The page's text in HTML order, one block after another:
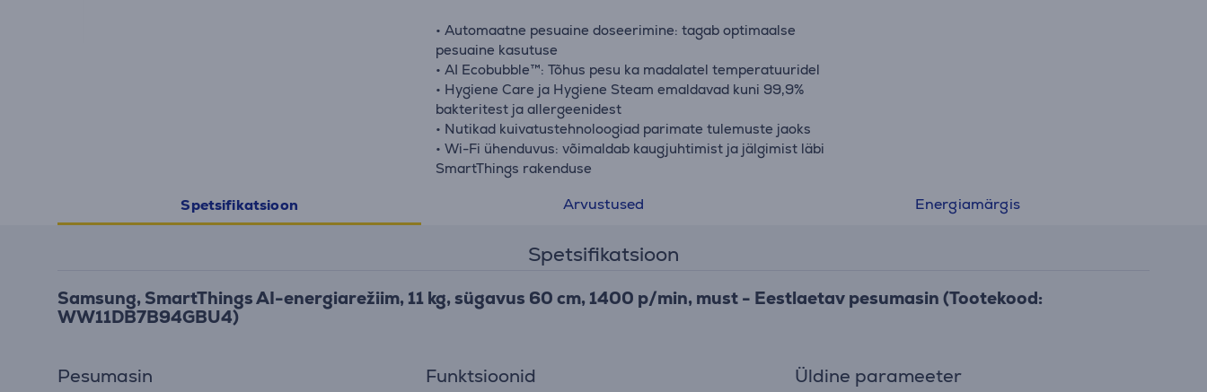
• Automaatne pesuaine doseerimine: tagab optimaalse
pesuaine kasutuse
• AI Ecobubble™: Tõhus pesu ka madalatel temperatuuridel
• Hygiene Care ja Hygiene Steam emaldavad kuni 99,9%
bakteritest ja allergeenidest
• Nutikad kuivatustehnoloogiad parimate tulemuste jaoks
• Wi-Fi ühenduvus: võimaldab kaugjuhtimist ja jälgimist läbi
SmartThings rakenduse
Spetsifikatsioon Arvustused Energiamärgis
Spetsifikatsioon
Samsung, SmartThings AI-energiarežiim, 11 kg, sügavus 60 cm, 1400 p/min, must - Eestlaetav pesumasin (Tootekood:
WW11DB7B94GBU4)
Pesumasin Funktsioonid Üldine parameeter